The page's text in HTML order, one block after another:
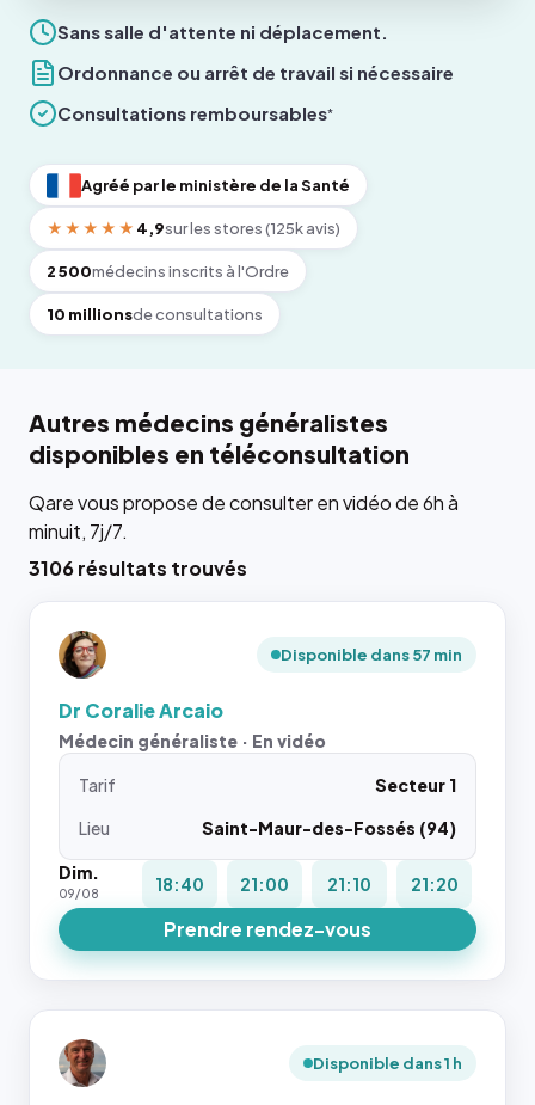
Sans salle d'attente ni déplacement.
Ordonnance ou arrêt de travail si nécessaire
Consultations remboursables*
Agréé par le ministère de la Santé
★★★★★ 4,9sur les stores (125k avis)
2 500médecins inscrits à l'Ordre
10 millionsde consultations
Autres médecins généralistes
disponibles en téléconsultation
Qare vous propose de consulter en vidéo de 6h à
minuit, 7j/7.
3106 résultats trouvés
Disponible dans 57 min
Dr Coralie Arcaio
Médecin généraliste · En vidéo
Tarif
Secteur 1
Lieu
Saint-Maur-des-Fossés (94)
Dim.
09/08 18:40 21:00 21:10 21:20
Prendre rendez-vous
Disponible dans 1 h